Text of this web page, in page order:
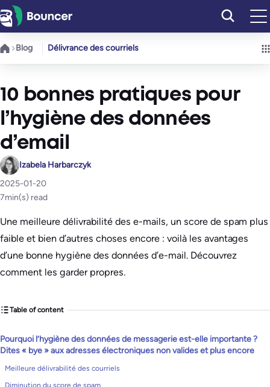
Aller
au
contenu
Blog Délivrance des courriels
10 bonnes pratiques pour
l’hygiène des données
d’email
Izabela Harbarczyk
2025-01-20
7min(s) read
Une meilleure délivrabilité des e-mails, un score de spam plus
faible et bien d’autres choses encore : voilà les avantages
d’une bonne hygiène des données d’e-mail. Découvrez
comment les garder propres.
Table of content
Pourquoi l’hygiène des données de messagerie est-elle importante ?
Dites « bye » aux adresses électroniques non valides et plus encore
Meilleure délivrabilité des courriels
Diminution du score de spam